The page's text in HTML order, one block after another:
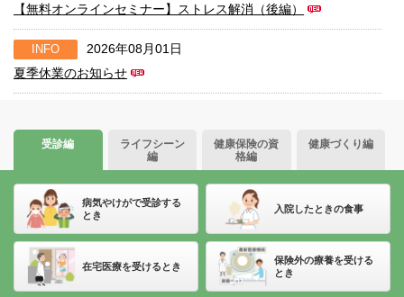
【無料オンラインセミナー】ストレス解消（後編）
INFO
2026年08月01日
夏季休業のお知らせ
夏バテの正体は脳の疲労！？
【健保だより第43号】試しに１～２週間 タバコをやめてみませ
んか？
INFO
2026年07月27日
「健診結果」・「医療費」・「ジェネリック医薬品差額」情報が
受診編
ライフシーン
編
健康保険の資
格編
健康づくり編
病気やけがで受診する
とき
入院したときの食事
在宅医療を受けるとき
保険外の療養を受ける
とき